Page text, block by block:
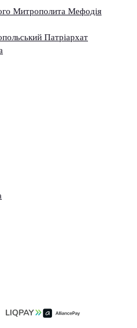
Митрополита Мефодія
Патріархат